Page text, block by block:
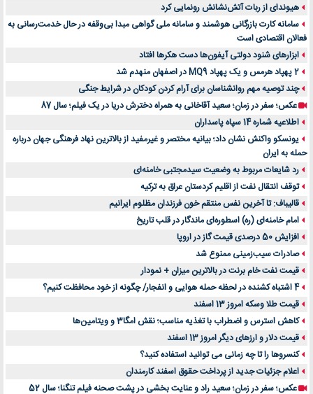
هیوندای از ربات آتش‌نشانش رونمایی کرد
سامانه کارت بازرگانی هوشمند و سامانه ملی گواهی مبدا بی‌وقفه در حال خدمت‌رسانی به
فعالان اقتصادی است
ابزارهای شنود دولتی آیفون‌ها دست هکرها افتاد
2 پهپاد هرمس و یک پهپاد MQ9 در اصفهان منهدم شد
چند توصیه مهم روانشناسان برای آرام کردن کودکان در شرایط جنگی
عکس؛ سفر در زمان؛ سعید آقاخانی به همراه دخترش دریا در یک فیلم؛ سال 87
اطلاعیه شماره 14 سپاه پاسداران
یونسکو واکنش نشان داد؛ بیانیه مختصر و غیرمفید از بالاترین نهاد فرهنگی جهان درباره
حمله به ایران
رد شایعات مربوط به وضعیت سیدمجتبی خامنه‌ای
توقف انتقال نفت از اقلیم کردستان عراق به ترکیه
قالیباف: تا آخرین نفس منتقم خون فرزندان مظلوم ایرانیم
امام خامنه‌ای (ره) اسطوره‌ای ماندگار در قلب تاریخ
افزایش 50 درصدی قیمت گاز در اروپا
صادرات سیب‌زمینی ممنوع شد
قیمت نفت خام برنت در بالاترین میزان + نمودار
4 اشتباه کشنده در لحظه حمله هوایی و انفجار/ چگونه از خود محافظت کنیم؟
قیمت طلا وسکه امروز 13 اسفند
کاهش استرس و اضطراب با تغذیه مناسب؛ نقش امگا3 و ویتامین‌ها
قیمت دلار و ارزهای دیگر امروز 13 اسفند
کنسروها را تا چه زمانی می توانید استفاده کنید؟
اعلام جزئیات جدید از پرداخت حقوق اسفند کارمندان
عکس؛ سفر در زمان؛ سعید راد و عنایت بخشی در پشت صحنه فیلم تنگنا؛ سال 52